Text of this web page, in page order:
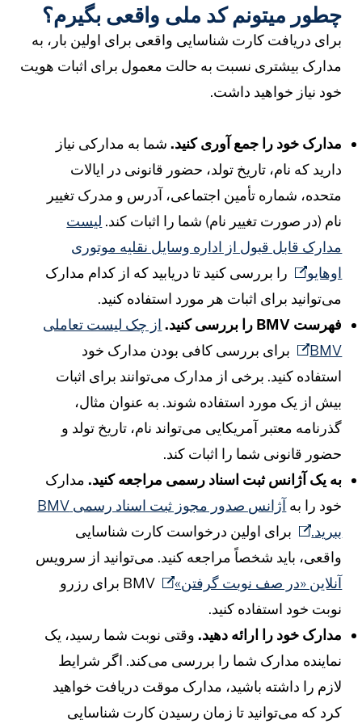
چطور میتونم کد ملی واقعی بگیرم؟
برای دریافت کارت شناسایی واقعی برای اولین بار، به
مدارک بیشتری نسبت به حالت معمول برای اثبات هویت
خود نیاز خواهید داشت.
مدارک خود را جمع آوری کنید.شما به مدارکی نیاز
دارید که نام، تاریخ تولد، حضور قانونی در ایالات
متحده، شماره تأمین اجتماعی، آدرس و مدرک تغییر
نام (در صورت تغییر نام) شما را اثبات کند.لیست
مدارک قابل قبول از اداره وسایل نقلیه موتوری
اوهایو
را بررسی کنید تا دریابید که از کدام مدارک
می‌توانید برای اثبات هر مورد استفاده کنید.
فهرست BMV را بررسی کنید.
از چک لیست تعاملی
BMV
برای بررسی کافی بودن مدارک خود
استفاده کنید. برخی از مدارک می‌توانند برای اثبات
بیش از یک مورد استفاده شوند. به عنوان مثال،
گذرنامه معتبر آمریکایی می‌تواند نام، تاریخ تولد و
حضور قانونی شما را اثبات کند.
به یک آژانس ثبت اسناد رسمی مراجعه کنید.مدارک
خود را به
آژانس صدور مجوز ثبت اسناد رسمی BMV
ببرید.
برای اولین درخواست کارت شناسایی
واقعی، باید شخصاً مراجعه کنید. می‌توانید از سرویس
آنلاین «در صف نوبت گرفتن»
BMV برای رزرو
نوبت خود استفاده کنید.
مدارک خود را ارائه دهید.وقتی نوبت شما رسید، یک
نماینده مدارک شما را بررسی می‌کند. اگر شرایط
لازم را داشته باشید، مدارک موقت دریافت خواهید
کرد که می‌توانید تا زمان رسیدن کارت شناسایی